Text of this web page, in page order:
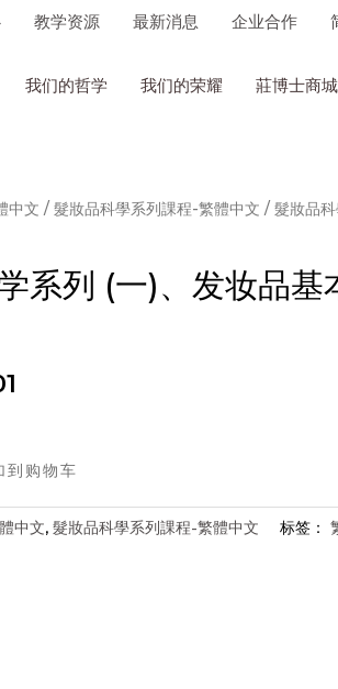
教学资源 最新消息 企业合作
我们的哲学 我们的荣耀 莊博士商城
中文 / 髮妝品科學系列課程-繁體中文 / 髮妝品
系列 (一)、发妆品基
到购物车
中文, 髮妝品科學系列課程-繁體中文 标签：